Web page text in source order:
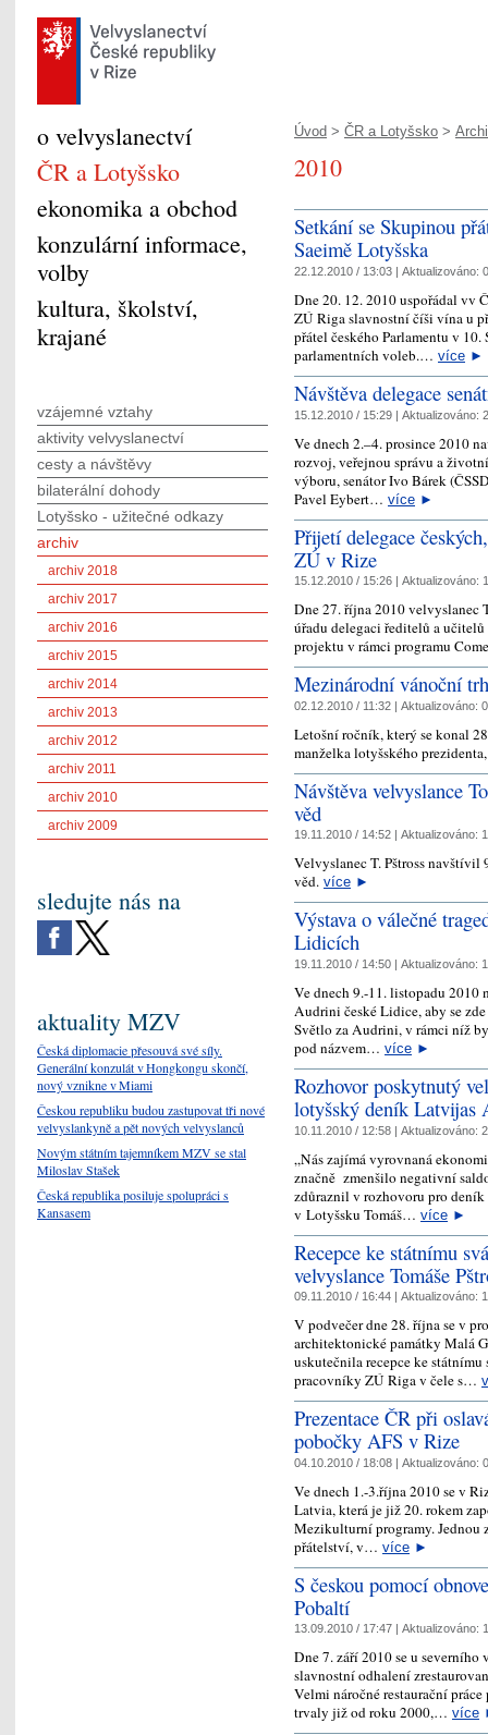
Úvod > ČR a Lotyšsko >
2010
Setkání se Skupinou
Saeimě Lotyšska
22.12.2010 / 13:03 | Aktualizováno:
Dne 20. 12. 2010 uspořádal vv
ZÚ Riga slavnostní číši vína u
přátel českého Parlamentu v
parlamentních voleb.… více ►
Návštěva delegace
15.12.2010 / 15:29 | Aktualizováno:
Ve dnech 2.–4. prosince 2010
rozvoj, veřejnou správu a
výboru, senátor Ivo Bárek
Pavel Eybert… více ►
Přijetí delegace
ZÚ v Rize
15.12.2010 / 15:26 | Aktualizováno:
Dne 27. října 2010 velvyslanec
úřadu delegaci ředitelů a
projektu v rámci programu
Mezinárodní vánoční
02.12.2010 / 11:32 | Aktualizováno:
Letošní ročník, který se konal
manželka lotyšského
Návštěva velvyslance
věd
19.11.2010 / 14:52 | Aktualizováno:
Velvyslanec T. Pštross
věd. více ►
Výstava o válečné
Lidicích
19.11.2010 / 14:50 | Aktualizováno:
Ve dnech 9.-11. listopadu 2010
Audrini české Lidice, aby se
Světlo za Audrini, v rámci níž
pod názvem… více ►
Rozhovor poskytnutý
lotyšský deník Latvijas
10.11.2010 / 12:58 | Aktualizováno:
„Nás zajímá vyrovnaná
značně zmenšilo negativní
zdůraznil v rozhovoru pro
v Lotyšsku Tomáš… více ►
Recepce ke státnímu
velvyslance Tomáše
09.11.2010 / 16:44 | Aktualizováno:
V podvečer dne 28. října se v
architektonické památky Malá
uskutečnila recepce ke
pracovníky ZÚ Riga v čele s…
Prezentace ČR při
pobočky AFS v Rize
04.10.2010 / 18:08 | Aktualizováno:
Ve dnech 1.-3.října 2010 se v
Latvia, která je již 20. rokem
Mezikulturní programy.
přátelství, v… více ►
S českou pomocí
Pobaltí
13.09.2010 / 17:47 | Aktualizováno:
Dne 7. září 2010 se u
slavnostní odhalení
Velmi náročné restaurační
trvaly již od roku 2000,… více
o velvyslanectví
ČR a Lotyšsko
ekonomika a obchod
konzulární informace,
volby
kultura, školství,
krajané
vzájemné vztahy
aktivity velvyslanectví
cesty a návštěvy
bilaterální dohody
Lotyšsko - užitečné odkazy
archiv
archiv 2018
archiv 2017
archiv 2016
archiv 2015
archiv 2014
archiv 2013
archiv 2012
archiv 2011
archiv 2010
archiv 2009
sledujte nás na
aktuality MZV
Česká diplomacie přesouvá své síly.
Generální konzulát v Hongkongu skončí,
nový vznikne v Miami
Českou republiku budou zastupovat tři nové
velvyslankyně a pět nových velvyslanců
Novým státním tajemníkem MZV se stal
Miloslav Stašek
Česká republika posiluje spolupráci s
Kansasem